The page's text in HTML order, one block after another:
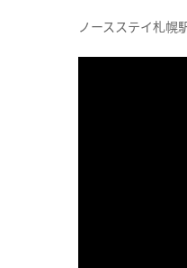
ノースステイ札幌